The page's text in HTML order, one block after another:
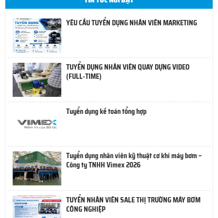
YÊU CẦU TUYỂN DỤNG NHÂN VIÊN MARKETING
TUYỂN DỤNG NHÂN VIÊN QUAY DỰNG VIDEO
(FULL-TIME)
Tuyển dụng kế toán tổng hợp
Tuyển dụng nhân viên kỹ thuật cơ khí máy bơm –
Công ty TNHH Vimex 2026
TUYỂN NHÂN VIÊN SALE THỊ TRƯỜNG MÁY BƠM
CÔNG NGHIỆP